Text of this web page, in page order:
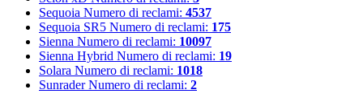
Sequoia Numero di reclami: 4537
Sequoia SR5 Numero di reclami: 175
Sienna Numero di reclami: 10097
Sienna Hybrid Numero di reclami: 19
Solara Numero di reclami: 1018
Sunrader Numero di reclami: 2